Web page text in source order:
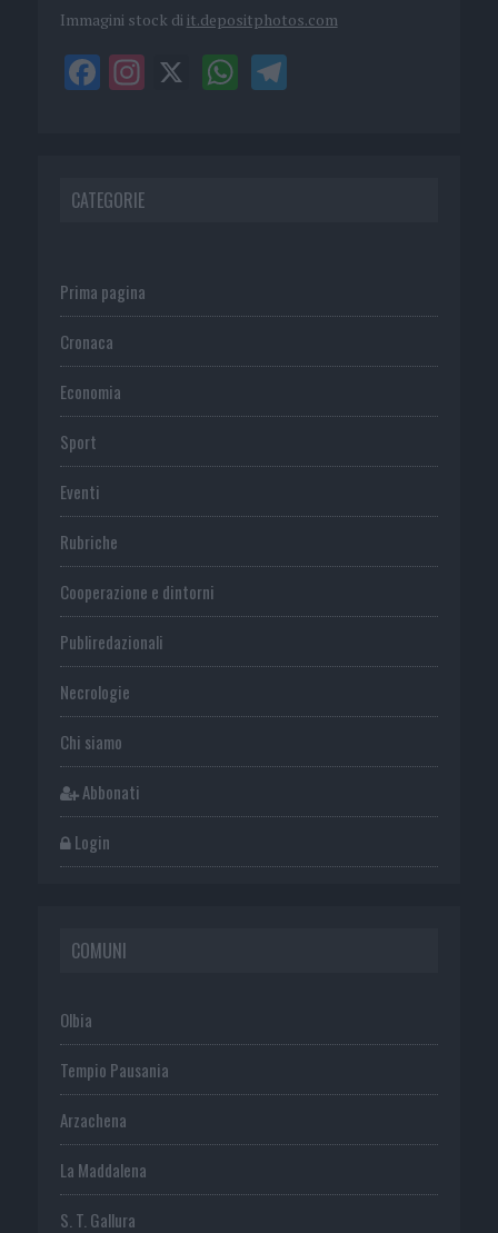
Immagini stock di it.depositphotos.com
CATEGORIE
Prima pagina
Cronaca
Economia
Sport
Eventi
Rubriche
Cooperazione e dintorni
Publiredazionali
Necrologie
Chi siamo
Abbonati
Login
COMUNI
Olbia
Tempio Pausania
Arzachena
La Maddalena
S. T. Gallura